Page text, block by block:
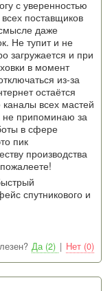
с уверенностью
поставщиков
даже
Не тупит и не
загружается и при
в момент
из-за
остаётся
всех мастей
не припоминаю за
в сфере
пик
производства
спутникового и
Да (2) | Нет (0)